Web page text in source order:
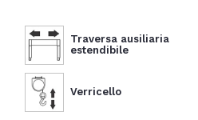
Traversa ausiliaria
estendibile
Verricello